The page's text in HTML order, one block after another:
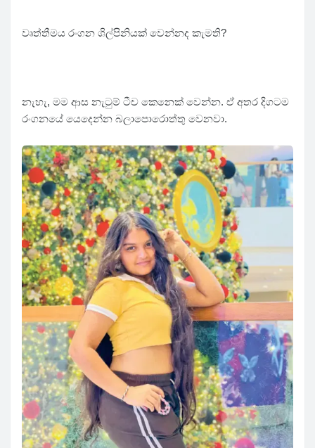
වෘත්තීමය රංගන ශිල්පිනියක් වෙන්නද කැමති?
නැහැ, මම ආස නැටුම් ටීච කෙනෙක් වෙන්න. ඒ අතර දිගටම
රංගනයේ යෙදෙන්න බලාපොරොත්තු වෙනවා.